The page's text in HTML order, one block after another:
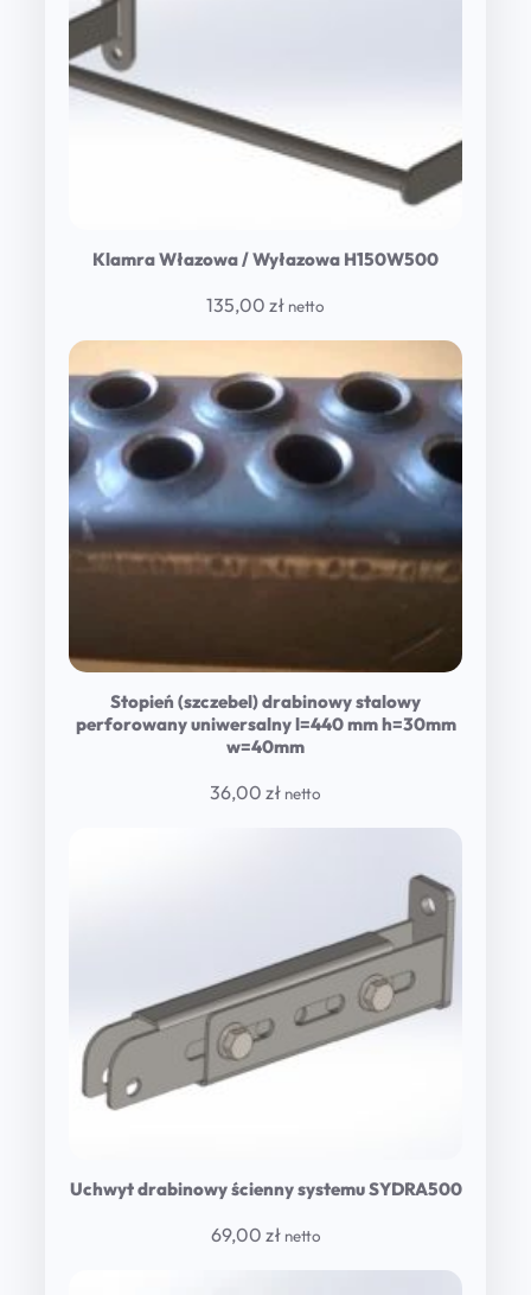
Klamra Włazowa / Wyłazowa H150W500
135,00 zł netto
Stopień (szczebel) drabinowy stalowy
perforowany uniwersalny l=440 mm h=30mm
w=40mm
36,00 zł netto
Uchwyt drabinowy ścienny systemu SYDRA500
69,00 zł netto